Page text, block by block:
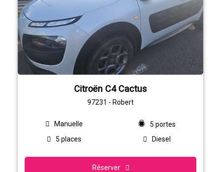
Citroën C4 Cactus
97231 - Robert
Manuelle
5 portes
5 places
Diesel
Réserver